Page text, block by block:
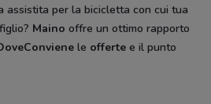
assistita per la bicicletta con cui tua
Maino offre un ottimo rapporto
le offerte e il punto